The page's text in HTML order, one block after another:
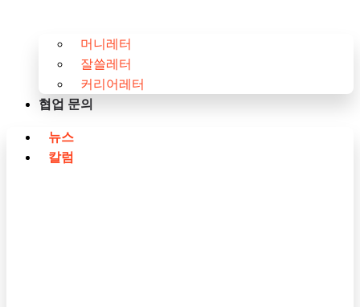
머니레터
잘쓸레터
커리어레터
협업 문의
뉴스
칼럼